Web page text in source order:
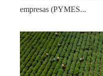
empresas (PYMES...